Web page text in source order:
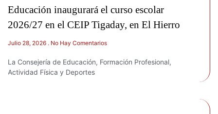
Educación inaugurará el curso escolar
2026/27 en el CEIP Tigaday, en El Hierro
Julio 28, 2026 No Hay Comentarios
La Consejería de Educación, Formación Profesional,
Actividad Física y Deportes